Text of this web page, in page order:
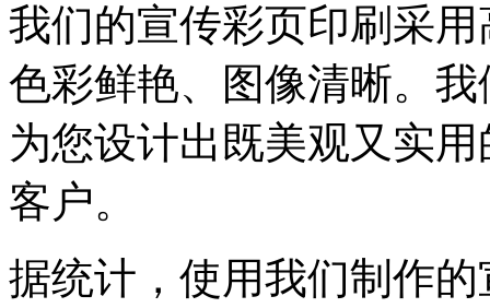
我们的宣传彩页印刷采
色彩鲜艳、图像清晰。
为您设计出既美观又实
客户。
据统计，使用我们制作